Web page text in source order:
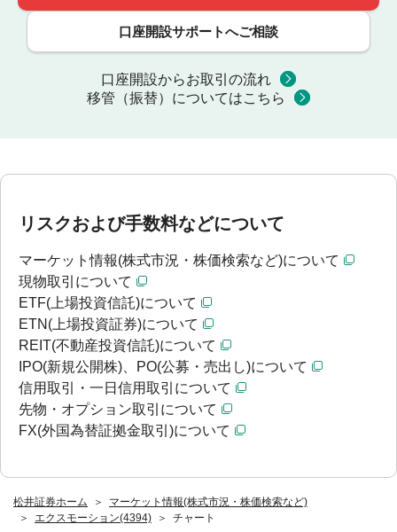
松井証券ホーム
マーケット情報(株式市況・株価検索など)
エクスモーション(4394)
チャート
口座開設サポートへご相談
口座開設からお取引の流れ
移管（振替）についてはこちら
リスクおよび手数料などについて
マーケット情報(株式市況・株価検索など)について
現物取引について
ETF(上場投資信託)について
ETN(上場投資証券)について
REIT(不動産投資信託)について
IPO(新規公開株)、PO(公募・売出し)について
信用取引・一日信用取引について
先物・オプション取引について
FX(外国為替証拠金取引)について